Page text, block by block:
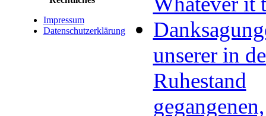
Impressum
Datenschutzerklärung
unserer in
Ruhestand
gegangenen,